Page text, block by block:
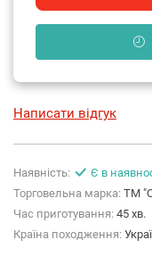
Написати відгук
Наявність:
Є в
Торговельна марка: ТМ
Час приготування: 45 хв.
Країна походження: